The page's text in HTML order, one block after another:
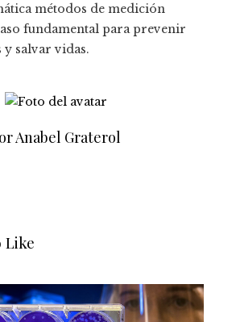
métodos de medición
fundamental para prevenir
salvar vidas.
Anabel Graterol
Like